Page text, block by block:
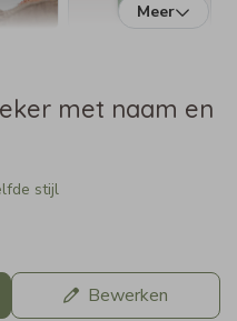
Meer
met naam en
stijl
Bewerken